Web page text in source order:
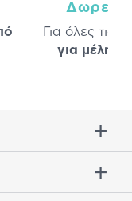
Δωρεάν
Για όλες τις
για μέλη